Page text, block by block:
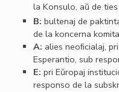
la Konsulo, aŭ de
B: bultenaj de
de la koncerna
A: alies neoﬁcialaj,
Esperantio, sub
E: pri Eŭropaj
responso de la